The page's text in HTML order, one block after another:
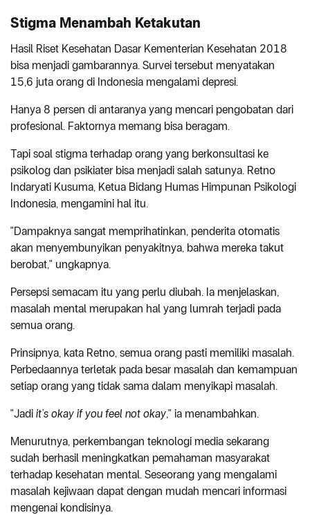
Stigma Menambah Ketakutan
Hasil Riset Kesehatan Dasar Kementerian Kesehatan 2018
bisa menjadi gambarannya. Survei tersebut menyatakan
15,6 juta orang di Indonesia mengalami depresi.
Hanya 8 persen di antaranya yang mencari pengobatan dari
profesional. Faktornya memang bisa beragam.
Tapi soal stigma terhadap orang yang berkonsultasi ke
psikolog dan psikiater bisa menjadi salah satunya. Retno
Indaryati Kusuma, Ketua Bidang Humas Himpunan Psikologi
Indonesia, mengamini hal itu.
"Dampaknya sangat memprihatinkan, penderita otomatis
akan menyembunyikan penyakitnya, bahwa mereka takut
berobat," ungkapnya.
Persepsi semacam itu yang perlu diubah. Ia menjelaskan,
masalah mental merupakan hal yang lumrah terjadi pada
semua orang.
Prinsipnya, kata Retno, semua orang pasti memiliki masalah.
Perbedaannya terletak pada besar masalah dan kemampuan
setiap orang yang tidak sama dalam menyikapi masalah.
"Jadi it’s okay if you feel not okay," ia menambahkan.
Menurutnya, perkembangan teknologi media sekarang
sudah berhasil meningkatkan pemahaman masyarakat
terhadap kesehatan mental. Seseorang yang mengalami
masalah kejiwaan dapat dengan mudah mencari informasi
mengenai kondisinya.